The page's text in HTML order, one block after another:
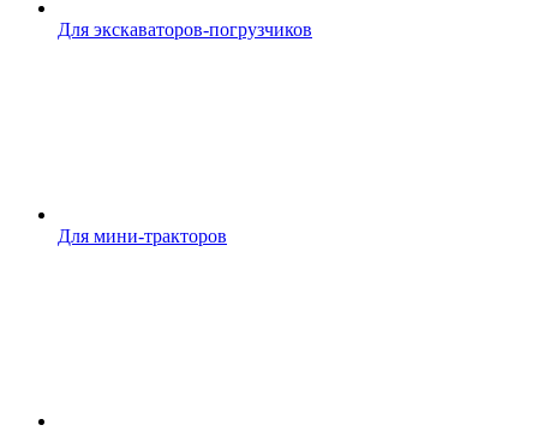
Для экскаваторов-погрузчиков
Для мини-тракторов